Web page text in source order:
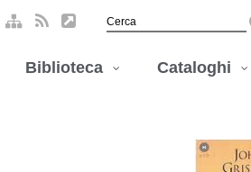
Biblioteca Cataloghi